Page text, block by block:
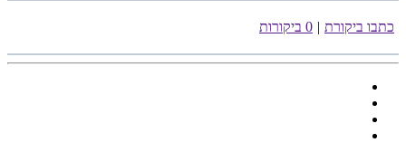
כתבו ביקורת | 0 ביקורות